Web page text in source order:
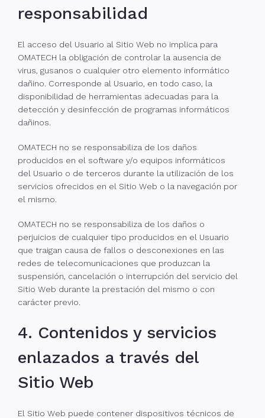
responsabilidad
El acceso del Usuario al Sitio Web no implica para
OMATECH la obligación de controlar la ausencia de
virus, gusanos o cualquier otro elemento informático
dañino. Corresponde al Usuario, en todo caso, la
disponibilidad de herramientas adecuadas para la
detección y desinfección de programas informáticos
dañinos.
OMATECH no se responsabiliza de los daños
producidos en el software y/o equipos informáticos
del Usuario o de terceros durante la utilización de los
servicios ofrecidos en el Sitio Web o la navegación por
el mismo.
OMATECH no se responsabiliza de los daños o
perjuicios de cualquier tipo producidos en el Usuario
que traigan causa de fallos o desconexiones en las
redes de telecomunicaciones que produzcan la
suspensión, cancelación o interrupción del servicio del
Sitio Web durante la prestación del mismo o con
carácter previo.
4. Contenidos y servicios
enlazados a través del
Sitio Web
El Sitio Web puede contener dispositivos técnicos de